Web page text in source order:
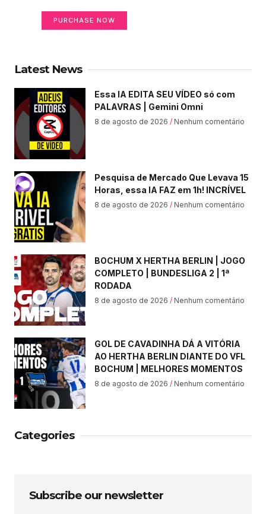
PURCHASE NOW
Latest News
Essa IA EDITA SEU VÍDEO só com
PALAVRAS | Gemini Omni
8 de agosto de 2026 Nenhum comentário
Pesquisa de Mercado Que Levava 15
Horas, essa IA FAZ em 1h! INCRÍVEL
8 de agosto de 2026 Nenhum comentário
BOCHUM X HERTHA BERLIN | JOGO
COMPLETO | BUNDESLIGA 2 | 1ª
RODADA
8 de agosto de 2026 Nenhum comentário
GOL DE CAVADINHA DÁ A VITÓRIA
AO HERTHA BERLIN DIANTE DO VFL
BOCHUM | MELHORES MOMENTOS
8 de agosto de 2026 Nenhum comentário
Categories
Subscribe our newsletter